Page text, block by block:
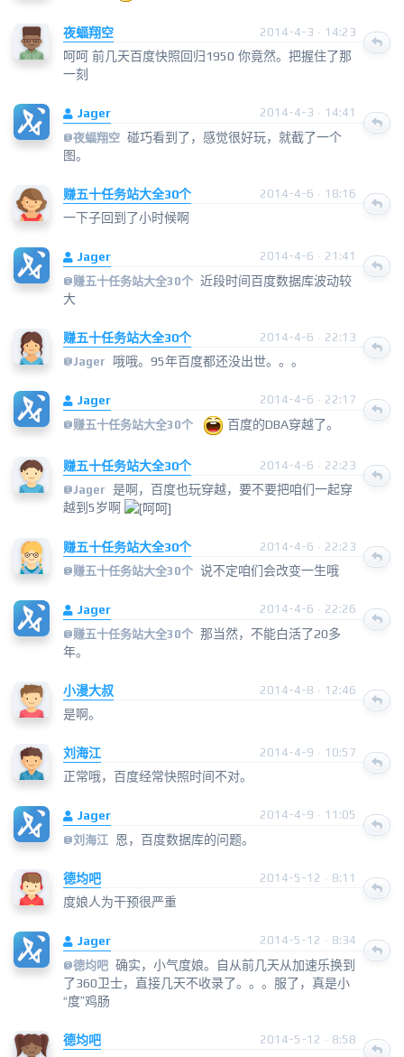
夜蝠翔空 2014-4-3 · 14:23
呵呵 前几天百度快照回归1950 你竟然。把握住了那
一刻
Jager
2014-4-3 · 14:41
@夜蝠翔空 碰巧看到了，感觉很好玩，就截了一个
图。
赚五十任务站大全30个 2014-4-6 · 18:16
一下子回到了小时候啊
Jager
2014-4-6 · 21:41
@赚五十任务站大全30个 近段时间百度数据库波动较
大
赚五十任务站大全30个
2014-4-6 · 22:13
@Jager 哦哦。95年百度都还没出世。。。
Jager
2014-4-6 · 22:17
@赚五十任务站大全30个 百度的DBA穿越了。
赚五十任务站大全30个
2014-4-6 · 22:23
@Jager 是啊，百度也玩穿越，要不要把咱们一起穿
越到5岁啊
赚五十任务站大全30个
2014-4-6 · 22:23
@赚五十任务站大全30个 说不定咱们会改变一生哦
Jager
2014-4-6 · 22:26
@赚五十任务站大全30个 那当然，不能白活了20多
年。
小漫大叔 2014-4-8 · 12:46
是啊。
刘海江 2014-4-9 · 10:57
正常哦，百度经常快照时间不对。
Jager
2014-4-9 · 11:05
@刘海江 恩，百度数据库的问题。
德均吧 2014-5-12 · 8:11
度娘人为干预很严重
Jager
2014-5-12 · 8:34
@德均吧 确实，小气度娘。自从前几天从加速乐换到
了360卫士，直接几天不收录了。。。服了，真是小
“度”鸡肠
德均吧 2014-5-12 · 8:58